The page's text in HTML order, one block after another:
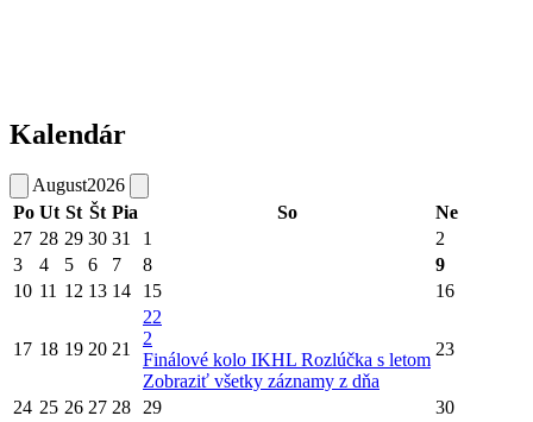
Kalendár
August2026
Po Ut St Št Pia So
Ne
27 28 29 30 31 1
2
3
4 5 6 7 8
9
10 11 12 13 14 15 16
17 18 19 20 21
22
2
Finálové kolo IKHL Rozlúčka s letom
Zobraziť všetky záznamy z dňa
23
24 25 26 27 28 29 30